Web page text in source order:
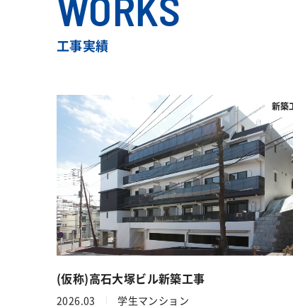
工事実績
新築
(仮称)高石大塚ビル新築工事
2026.03 学生マンション